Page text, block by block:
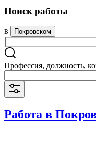
Поиск работы
в Покровском
Профессия, должность,
Работа в